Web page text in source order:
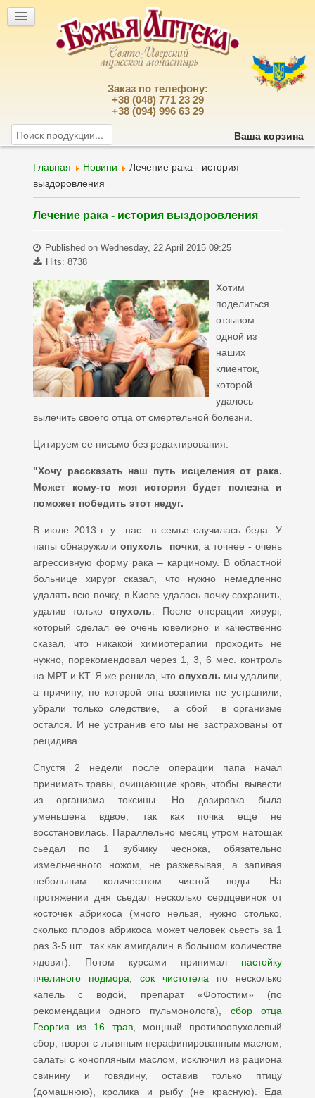
Заказ по телефону:
+38 (048) 771 23 29
+38 (094) 996 63 29
Ваша корзина
Главная Новини
Лечение рака - история
выздоровления
Лечение рака - история выздоровления
Published on Wednesday, 22 April 2015 09:25
Hits: 8738
Хотим
поделиться
отзывом
одной из
наших
клиенток,
которой
удалось
вылечить своего отца от смертельной болезни.
Цитируем ее письмо без редактирования:
"Хочу рассказать наш путь исцеления от рака.
Может кому-то моя история будет полезна и
поможет победить этот недуг.
В июле 2013 г. у нас в семье случилась беда. У
папы обнаружили опухоль почки , а точнее - очень
агрессивную форму рака – карциному. В областной
больнице хирург сказал, что нужно немедленно
удалять всю почку, в Киеве удалось почку сохранить,
удалив толькоопухоль . После операции хирург,
который сделал ее очень ювелирно и качественно
сказал, что никакой химиотерапии проходить не
нужно, порекомендовал через 1, 3, 6 мес. контроль
на МРТ и КТ. Я же решила, чтоопухоль мы удалили,
а причину, по которой она возникла не устранили,
убрали только следствие, а сбой в организме
остался. И не устранив его мы не застрахованы от
рецидива.
Спустя 2 недели после операции папа начал
принимать травы, очищающие кровь, чтобы вывести
из организма токсины. Но дозировка была
уменьшена вдвое, так как почка еще не
восстановилась. Параллельно месяц утром натощак
сьедал по 1 зубчику чеснока, обязательно
измельченного ножом, не разжевывая, а запивая
небольшим количеством чистой воды. На
протяжении дня сьедал несколько сердцевинок от
косточек абрикоса (много нельзя, нужно столько,
сколько плодов абрикоса может человек сьесть за 1
раз 3-5 шт. так как амигдалин в большом количестве
ядовит). Потом курсами принимал настойку
пчелиного подмора
сок чистотела по несколько
капель с водой, препарат «Фотостим» (по
рекомендации одного пульмонолога), сбор отца
Георгия из 16 трав, мощный противоопухолевый
сбор, творог с льняным нерафинированным маслом,
салаты с конопляным маслом, исключил из рациона
свинину и говядину, оставив только птицу
(домашнюю), кролика и рыбу (не красную). Еда